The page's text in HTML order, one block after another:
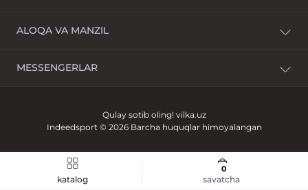
katalog savatcha
0
To'lov
Sharhlar
Ishlab chiqaruvchilar
Aksiya
ALOQA VA MANZIL
Evos yaqinidagi Landmark Parkent bozori
Dushanba-Yakshanba: 10:00 dan 22:00 gacha
MESSENGERLAR
Qulay sotib oling! vilka.uz
Indeedsport © 2026 Barcha huquqlar himoyalangan